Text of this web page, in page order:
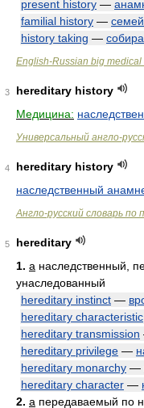
present history —
familial history —
history taking —
English-Russian big medical
3
hereditary history
Медицина:
Универсальный англо-
4
hereditary history
наследственный
Англо-русский словарь по
5
hereditary
1. a наследственный,
унаследованный
hereditary instinct —
hereditary characteristic
hereditary transmission
hereditary privilege —
hereditary monarchy —
hereditary character —
2. a передаваемый по